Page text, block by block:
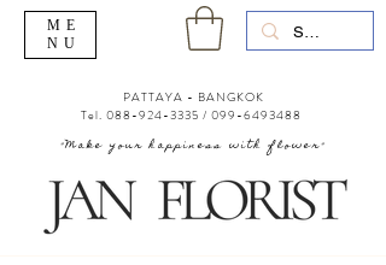
"Make your happiness with flower"
PATTAYA - BANGKOK
Tel. 088-924-3335 / 099-6493488
ME
NU